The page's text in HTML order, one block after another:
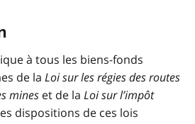
à tous les biens-fonds
de la Loi sur les régies des routes
mines et de la Loi sur l’impôt
dispositions de ces lois